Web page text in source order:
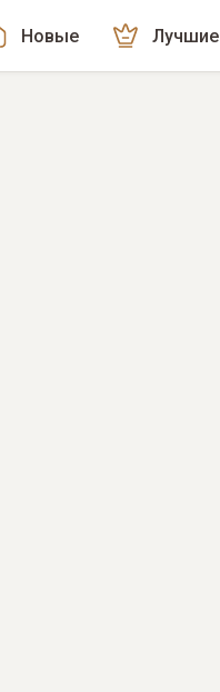
Новые Лучшие